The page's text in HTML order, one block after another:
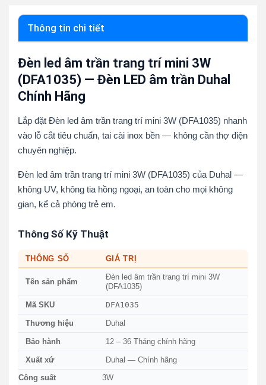
Thông tin chi tiết
Đèn led âm trần trang trí mini 3W
(DFA1035) — Đèn LED âm trần Duhal
Chính Hãng
Lắp đặt Đèn led âm trần trang trí mini 3W (DFA1035) nhanh
vào lỗ cắt tiêu chuẩn, tai cài inox bền — không cần thợ điện
chuyên nghiệp.
Đèn led âm trần trang trí mini 3W (DFA1035) của Duhal —
không UV, không tia hồng ngoại, an toàn cho mọi không
gian, kể cả phòng trẻ em.
Thông Số Kỹ Thuật
THÔNG SỐ GIÁ TRỊ
Tên sản phẩm
Đèn led âm trần trang trí mini 3W
(DFA1035)
Mã SKU DFA1035
Thương hiệu Duhal
Bảo hành 12 – 36 Tháng chính hãng
Xuất xứ Duhal — Chính hãng
Công suất 3W